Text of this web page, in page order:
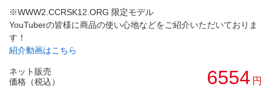
※WWW2.CCRSK12.ORG 限定モデル
YouTuberの皆様に商品の使い心地などをご紹介いただいておりま
す！
紹介動画はこちら
ネット販売
価格（税込）
6554 円